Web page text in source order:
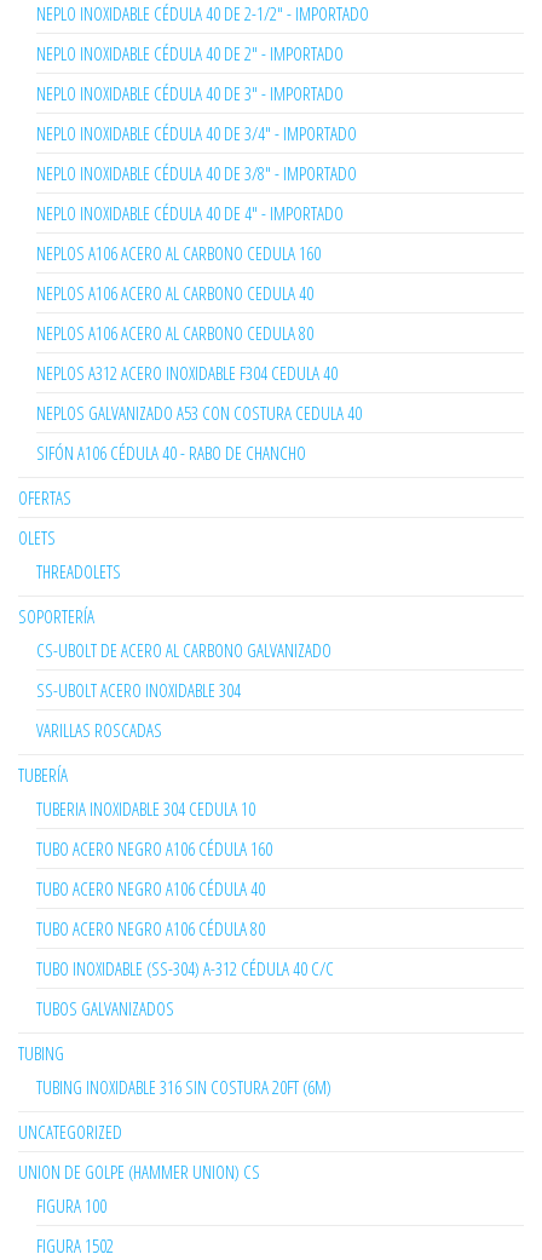
NEPLO INOXIDABLE CÉDULA 40 DE 2-1/2" - IMPORTADO
NEPLO INOXIDABLE CÉDULA 40 DE 2" - IMPORTADO
NEPLO INOXIDABLE CÉDULA 40 DE 3" - IMPORTADO
NEPLO INOXIDABLE CÉDULA 40 DE 3/4" - IMPORTADO
NEPLO INOXIDABLE CÉDULA 40 DE 3/8" - IMPORTADO
NEPLO INOXIDABLE CÉDULA 40 DE 4" - IMPORTADO
NEPLOS A106 ACERO AL CARBONO CEDULA 160
NEPLOS A106 ACERO AL CARBONO CEDULA 40
NEPLOS A106 ACERO AL CARBONO CEDULA 80
NEPLOS A312 ACERO INOXIDABLE F304 CEDULA 40
NEPLOS GALVANIZADO A53 CON COSTURA CEDULA 40
SIFÓN A106 CÉDULA 40 - RABO DE CHANCHO
OFERTAS
OLETS
THREADOLETS
SOPORTERÍA
CS-UBOLT DE ACERO AL CARBONO GALVANIZADO
SS-UBOLT ACERO INOXIDABLE 304
VARILLAS ROSCADAS
TUBERÍA
TUBERIA INOXIDABLE 304 CEDULA 10
TUBO ACERO NEGRO A106 CÉDULA 160
TUBO ACERO NEGRO A106 CÉDULA 40
TUBO ACERO NEGRO A106 CÉDULA 80
TUBO INOXIDABLE (SS-304) A-312 CÉDULA 40 C/C
TUBOS GALVANIZADOS
TUBING
TUBING INOXIDABLE 316 SIN COSTURA 20FT (6M)
UNCATEGORIZED
UNION DE GOLPE (HAMMER UNION) CS
FIGURA 100
FIGURA 1502